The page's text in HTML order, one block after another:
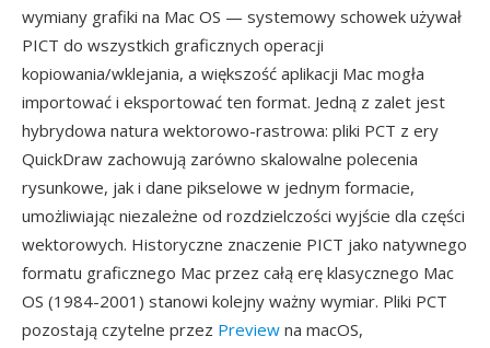
wymiany grafiki na Mac OS — systemowy schowek używał
PICT do wszystkich graficznych operacji
kopiowania/wklejania, a większość aplikacji Mac mogła
importować i eksportować ten format. Jedną z zalet jest
hybrydowa natura wektorowo-rastrowa: pliki PCT z ery
QuickDraw zachowują zarówno skalowalne polecenia
rysunkowe, jak i dane pikselowe w jednym formacie,
umożliwiając niezależne od rozdzielczości wyjście dla części
wektorowych. Historyczne znaczenie PICT jako natywnego
formatu graficznego Mac przez całą erę klasycznego Mac
OS (1984-2001) stanowi kolejny ważny wymiar. Pliki PCT
pozostają czytelne przez Preview na macOS,